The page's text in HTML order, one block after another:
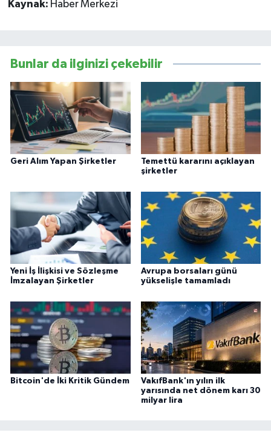
Kaynak: Haber Merkezi
Bunlar da ilginizi çekebilir
Geri Alım Yapan Şirketler
Temettü kararını açıklayan
şirketler
Yeni İş İlişkisi ve Sözleşme
İmzalayan Şirketler
Avrupa borsaları günü
yükselişle tamamladı
Bitcoin'de İki Kritik Gündem
VakıfBank'ın yılın ilk
yarısında net dönem karı 30
milyar lira